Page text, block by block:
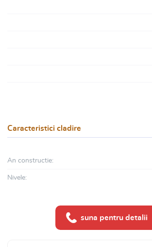
Caracteristici cladire
An constructie:
Nivele:
suna pentru detalii